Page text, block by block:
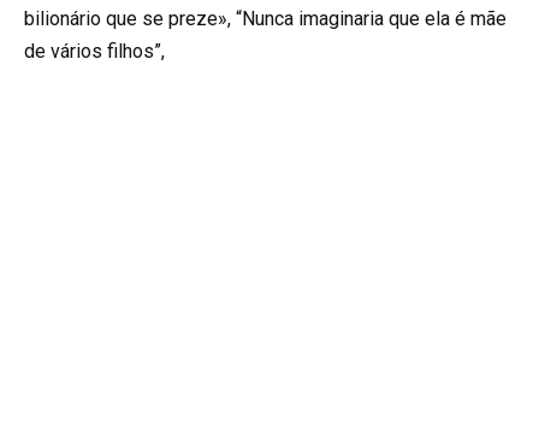
bilionário que se preze», “Nunca imaginaria que ela é mãe
de vários filhos”,